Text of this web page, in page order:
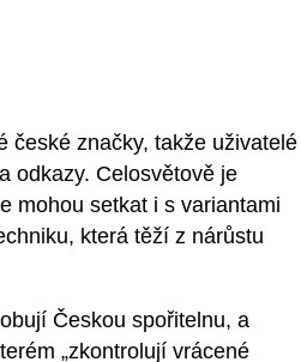
české značky, takže uživatelé
odkazy. Celosvětově je
mohou setkat i s variantami
která těží z nárůstu
Českou spořitelnu, a
„zkontrolují vrácené